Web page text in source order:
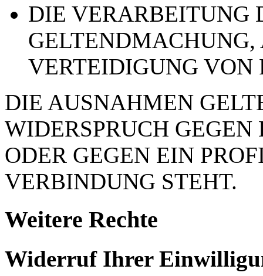
DIE VERARBEITUNG
VERTEIDIGUNG VON
DIE AUSNAHMEN
WIDERSPRUCH
ODER GEGEN EIN
VERBINDUNG STEHT.
Weitere Rechte
Widerruf Ihrer